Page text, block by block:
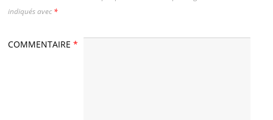
indiqués avec*
COMMENTAIRE*